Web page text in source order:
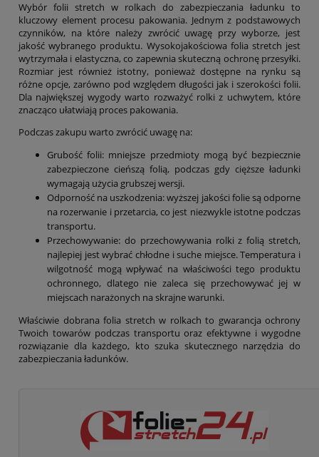
Wybór folii stretch w rolkach do zabezpieczania ładunku to
kluczowy element procesu pakowania. Jednym z podstawowych
czynników, na które należy zwrócić uwagę przy wyborze, jest
jakość wybranego produktu. Wysokojakościowa folia stretch jest
wytrzymała i elastyczna, co zapewnia skuteczną ochronę przesyłki.
Rozmiar jest również istotny, ponieważ dostępne na rynku są
różne opcje, zarówno pod względem długości jak i szerokości folii.
Dla największej wygody warto rozważyć rolki z uchwytem, które
znacząco ułatwiają proces pakowania.
Podczas zakupu warto zwrócić uwagę na:
Grubość folii: mniejsze przedmioty mogą być bezpiecznie
zabezpieczone cieńszą folią, podczas gdy cięższe ładunki
wymagają użycia grubszej wersji.
Odporność na uszkodzenia: wyższej jakości folie są odporne
na rozerwanie i przetarcia, co jest niezwykle istotne podczas
transportu.
Przechowywanie: do przechowywania rolki z folią stretch,
najlepiej jest wybrać chłodne i suche miejsce. Temperatura i
wilgotność mogą wpływać na właściwości tego produktu
ochronnego, dlatego nie zaleca się przechowywać jej w
miejscach narażonych na skrajne warunki.
Właściwie dobrana folia stretch w rolkach to gwarancja ochrony
Twoich towarów podczas transportu oraz efektywne i wygodne
rozwiązanie dla każdego, kto szuka skutecznego narzędzia do
zabezpieczania ładunków.